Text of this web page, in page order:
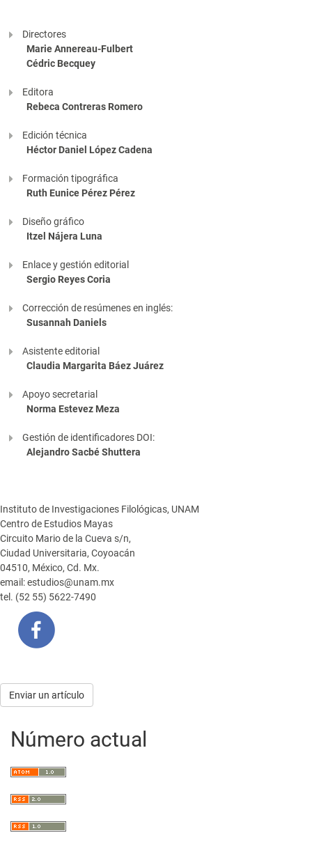
Directores
Marie Annereau-Fulbert
Cédric Becquey
Editora
Rebeca Contreras Romero
Edición técnica
Héctor Daniel López Cadena
Formación tipográfica
Ruth Eunice Pérez Pérez
Diseño gráfico
Itzel Nájera Luna
Enlace y gestión editorial
Sergio Reyes Coria
Corrección de resúmenes en inglés:
Susannah Daniels
Asistente editorial
Claudia Margarita Báez Juárez
Apoyo secretarial
Norma Estevez Meza
Gestión de identificadores DOI:
Alejandro Sacbé Shuttera
Instituto de Investigaciones Filológicas, UNAM
Centro de Estudios Mayas
Circuito Mario de la Cueva s/n,
Ciudad Universitaria, Coyoacán
04510, México, Cd. Mx.
email: estudios@unam.mx
tel. (52 55) 5622-7490
Enviar
artículo
Enviar un artículo
Número actual